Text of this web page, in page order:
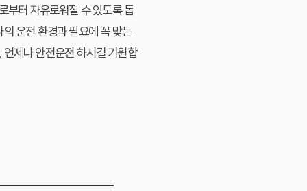
부터 자유로워질 수 있도록 돕
운전 환경과 필요에 꼭 맞는
제나 안전운전 하시길 기원합